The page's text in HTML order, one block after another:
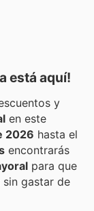
está aquí!
y
en este
2026 hasta el
encontrarás
para que
gastar de